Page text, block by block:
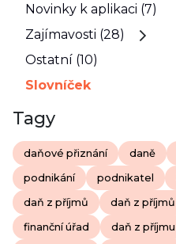
Novinky k aplikaci (7)
Zajímavosti (28)
Ostatní (10)
Slovníček
Tagy
daňové přiznání daně
podnikání podnikatel
daň z příjmů daň z
finanční úřad daň z příjmu